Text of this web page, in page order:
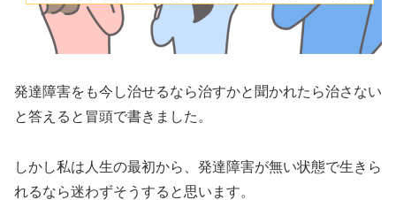
発達障害をも今し治せるなら治すかと聞かれたら治さない
と答えると冒頭で書きました。
しかし私は人生の最初から、発達障害が無い状態で生きら
れるなら迷わずそうすると思います。